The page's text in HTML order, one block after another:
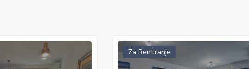
Za Rentiranje